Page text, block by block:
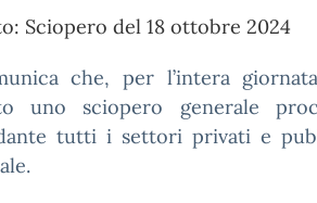
Sciopero del 18 ottobre 2024
che, per l’intera
uno sciopero generale
tutti i settori privati e